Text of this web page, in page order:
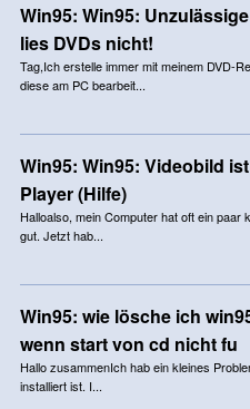
Win95: Win95:
lies DVDs nicht!
Tag,Ich erstelle immer mit meinem DVD-
diese am PC bearbeit...
Win95: Win95: Videobild
Player (Hilfe)
Halloalso, mein Computer hat oft ein
gut. Jetzt hab...
Win95: wie lösche ich
wenn start von cd nicht fu
Hallo zusammenIch hab ein kleines
installiert ist. I...